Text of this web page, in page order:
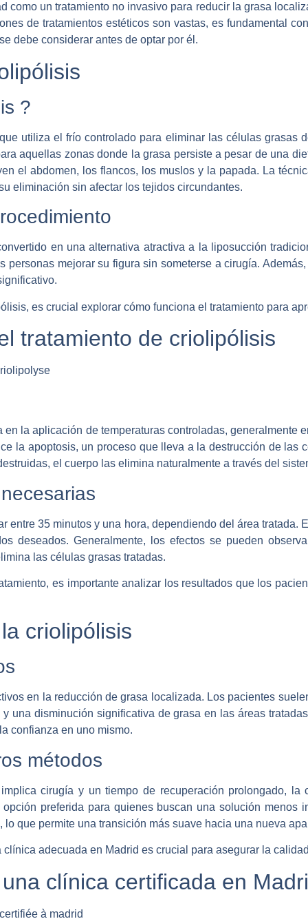
como un tratamiento no invasivo para reducir la grasa
de tratamientos estéticos son vastas, es fundamental
debe considerar antes de optar por él.
?
utiliza el frío controlado para eliminar las células grasas
aquellas zonas donde la grasa persiste a pesar de una
el abdomen, los flancos, los muslos y la papada. La
eliminación sin afectar los tejidos circundantes.
en una alternativa atractiva a la liposucción
personas mejorar su figura sin someterse a cirugía.
es crucial explorar cómo funciona el tratamiento para
tratamiento de criolipólisis
la aplicación de temperaturas controladas, generalmente
la apoptosis, un proceso que lleva a la destrucción de las
el cuerpo las elimina naturalmente a través del
entre 35 minutos y una hora, dependiendo del área tratada.
deseados. Generalmente, los efectos se pueden
las células grasas tratadas.
es importante analizar los resultados que los
criolipólisis
en la reducción de grasa localizada. Los pacientes
una disminución significativa de grasa en las áreas
confianza en uno mismo.
métodos
cirugía y un tiempo de recuperación prolongado, la
preferida para quienes buscan una solución menos
que permite una transición más suave hacia una nueva
adecuada en Madrid es crucial para asegurar la
clínica certificada en